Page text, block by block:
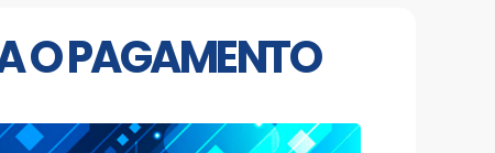
O PAGAMENTO